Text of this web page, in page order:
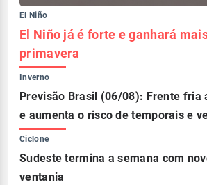
El Niño
El Niño já é forte e ganhará
primavera
Inverno
Previsão Brasil (06/08): Frente fria
e aumenta o risco de temporais e
Ciclone
Sudeste termina a semana com
ventania